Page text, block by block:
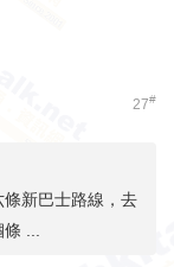
27#
新巴士路線，去
...